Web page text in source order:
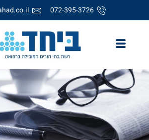
072-395-3726